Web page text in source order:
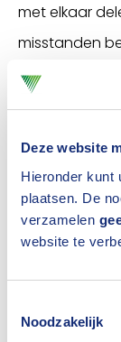
Deze website
Hieronder kunt
plaatsen. De
verzamelen
website te
Noodzakelijk
met elkaar
misstanden
alleen
verzekeraars.
Dit is hard
wekelijks zes
vooral om
al weet ik
de criminelen